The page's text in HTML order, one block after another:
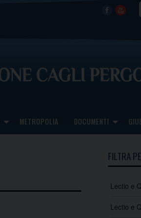
METROPOLIA DOCUMENTI
FILTRA
Lectio e
Lectio e